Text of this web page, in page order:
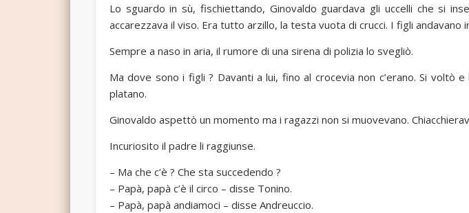
Lo sguardo in sù, fischiettando, Ginovaldo guardava gli uccelli che si
accarezzava il viso. Era tutto arzillo, la testa vuota di crucci. I figli andavano
Sempre a naso in aria, il rumore di una sirena di polizia lo svegliò.
Ma dove sono i figli ? Davanti a lui, fino al crocevia non c’erano. Si
platano.
Ginovaldo aspettò un momento ma i ragazzi non si muovevano.
Incuriosito il padre li raggiunse.
– Ma che c’è ? Che sta succedendo ?
– Papà, papà c’è il circo – disse Tonino.
– Papà, papà andiamoci – disse Andreuccio.